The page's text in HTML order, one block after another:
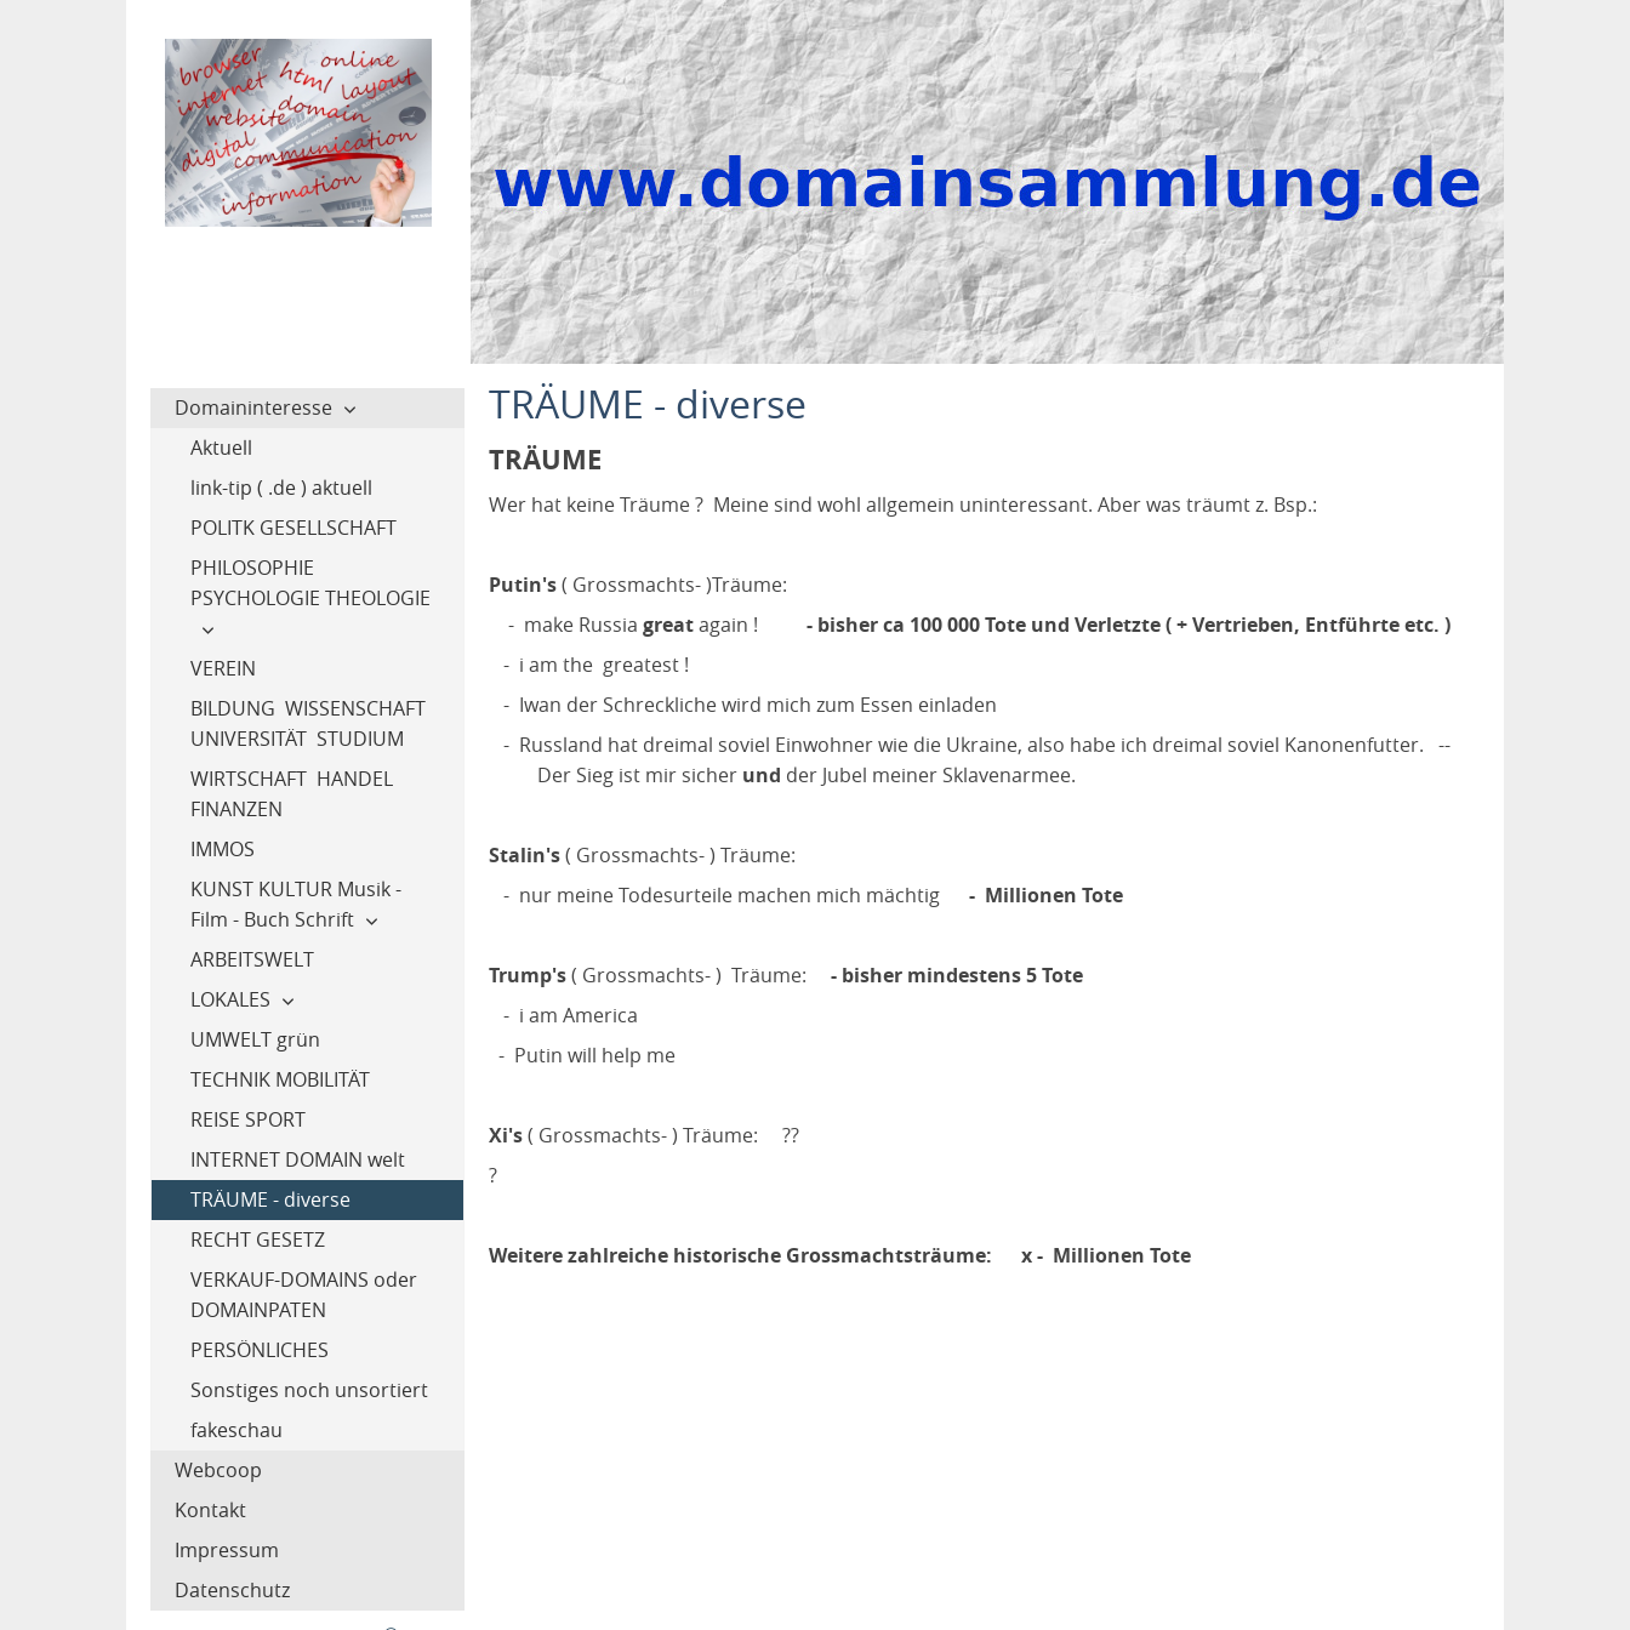
Domaininteresse
Aktuell
link-tip ( .de ) aktuell
POLITK GESELLSCHAFT
PHILOSOPHIE
PSYCHOLOGIE THEOLOGIE
VEREIN
BILDUNG WISSENSCHAFT
UNIVERSITÄT STUDIUM
WIRTSCHAFT HANDEL
FINANZEN
IMMOS
KUNST KULTUR Musik -
Film - Buch Schrift
ARBEITSWELT
LOKALES
UMWELT grün
TECHNIK MOBILITÄT
REISE SPORT
INTERNET DOMAIN welt
TRÄUME - diverse
RECHT GESETZ
VERKAUF-DOMAINS oder
DOMAINPATEN
PERSÖNLICHES
Sonstiges noch unsortiert
fakeschau
Webcoop
Kontakt
Impressum
Datenschutz
TRÄUME - diverse
TRÄUME
Wer hat keine Träume ? Meine sind wohl allgemein uninteressant. Aber was träumt z. Bsp.:
Putin's( Grossmachts- )Träume:
- make Russia greatagain ! - bisher ca 100 000 Tote und Verletzte ( + Vertrieben, Entführte etc. )
- i am the greatest !
- Iwan der Schreckliche wird mich zum Essen einladen
- Russland hat dreimal soviel Einwohner wie die Ukraine, also habe ich dreimal soviel Kanonenfutter. --
Der Sieg ist mir sicher und der Jubel meiner Sklavenarmee.
Stalin's( Grossmachts- ) Träume:
- nur meine Todesurteile machen mich mächtig
- Millionen Tote
Trump's( Grossmachts- ) Träume: - bisher mindestens 5 Tote
- i am America
- Putin will help me
Xi's( Grossmachts- ) Träume: ??
?
Weitere zahlreiche historische Grossmachtsträume: x - Millionen Tote